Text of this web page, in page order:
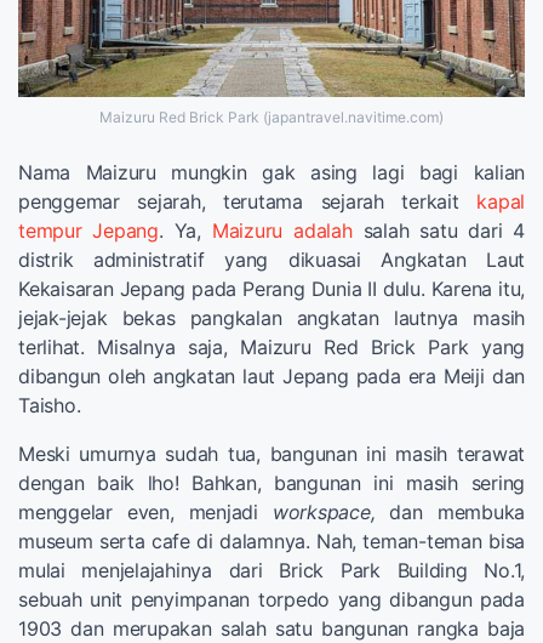
Maizuru Red Brick Park (japantravel.navitime.com)
Nama Maizuru mungkin gak asing lagi bagi kalian
penggemar sejarah, terutama sejarah terkait kapal
tempur Jepang. Ya, Maizuru adalahsalah satu dari 4
distrik administratif yang dikuasai Angkatan Laut
Kekaisaran Jepang pada Perang Dunia II dulu. Karena itu,
jejak-jejak bekas pangkalan angkatan lautnya masih
terlihat. Misalnya saja, Maizuru Red Brick Park yang
dibangun oleh angkatan laut Jepang pada era Meiji dan
Taisho.
Meski umurnya sudah tua, bangunan ini masih terawat
dengan baik lho! Bahkan, bangunan ini masih sering
menggelar even, menjadi workspace, dan membuka
museum serta cafe di dalamnya. Nah, teman-teman bisa
mulai menjelajahinya dari Brick Park Building No.1,
sebuah unit penyimpanan torpedo yang dibangun pada
1903 dan merupakan salah satu bangunan rangka baja